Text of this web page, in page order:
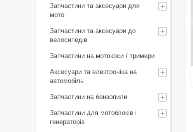
Запчастини та аксесуари для
мото
Запчастини та аксесуари до
велосипедів
Запчастини на мотокоси / тримери
Аксесуари та електроніка на
автомобіль
Запчастини на бензопили
Запчастини для мотоблоків і
генераторів